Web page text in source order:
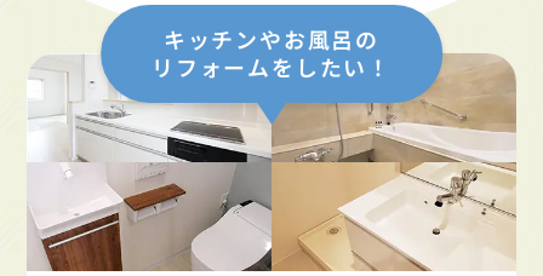
キッチンやお風呂の
リフォームをしたい！